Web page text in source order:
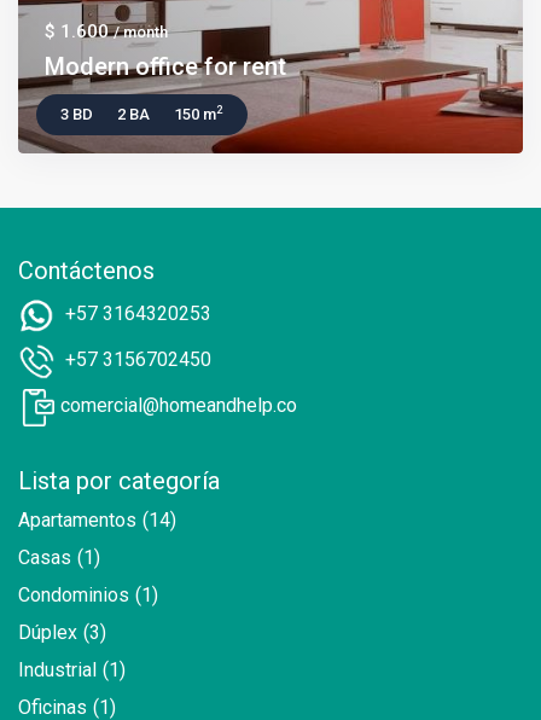
$ 1.600/ month
Modern office for rent
3 BD 2 BA 150 m2
Contáctenos
+57 3164320253
+57 3156702450
comercial@homeandhelp.co
Lista por categoría
Apartamentos (14)
Casas (1)
Condominios (1)
Dúplex (3)
Industrial (1)
Oficinas (1)